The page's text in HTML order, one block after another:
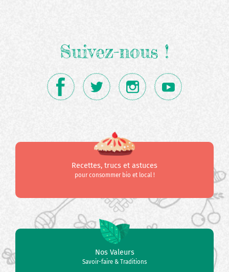
Suivez-nous !
Recettes, trucs et astuces
pour consommer bio et local !
Nos Valeurs
Savoir-faire & Traditions